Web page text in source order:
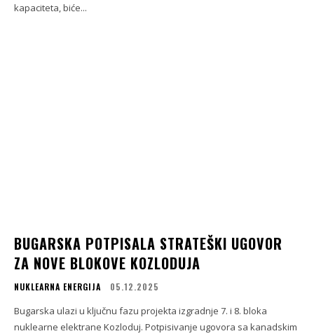
kapaciteta, biće...
BUGARSKA POTPISALA STRATEŠKI UGOVOR
ZA NOVE BLOKOVE KOZLODUJA
NUKLEARNA ENERGIJA 05.12.2025
Bugarska ulazi u ključnu fazu projekta izgradnje 7. i 8. bloka
nuklearne elektrane Kozloduj. Potpisivanje ugovora sa kanadskim